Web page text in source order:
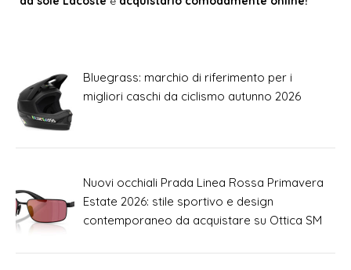
Bluegrass: marchio di riferimento per i
migliori caschi da ciclismo autunno 2026
Nuovi occhiali Prada Linea Rossa Primavera
Estate 2026: stile sportivo e design
contemporaneo da acquistare su Ottica SM